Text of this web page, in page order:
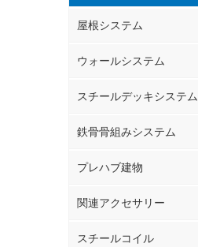
屋根システム
ウォールシステム
スチールデッキシステム
鉄骨骨組みシステム
プレハブ建物
関連アクセサリー
スチールコイル